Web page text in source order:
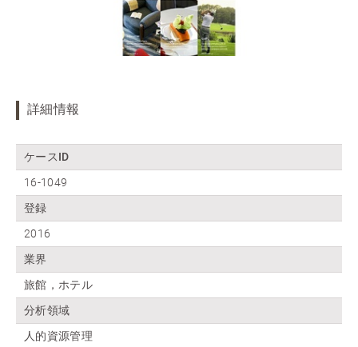
詳細情報
ケースID
16-1049
登録
2016
業界
旅館，ホテル
分析領域
人的資源管理